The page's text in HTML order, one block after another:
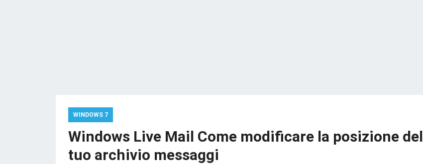
WINDOWS 7
Windows Live Mail Come modificare la posizione del
tuo archivio messaggi